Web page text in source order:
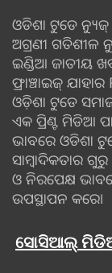
ଓଡିଶା ଟୁଡେ ନ୍ୟୁଜ୍
ଅଗ୍ରଣୀ ଗତିଶୀଳ
ଇଣ୍ଡିଆ ଜାତୀୟ
ଫ୍ରାଞ୍ଚାଇଜ୍
ଓଡ଼ିଶା ଟୁଡେ
ଏକ ପ୍ରିଣ୍ଟ ମିଡିଆ
ଭାବରେ ଓଡିଶା
ସାମ୍ବାଦିକତାର
ଓ ନିରପେକ୍ଷ
ଉପସ୍ଥାପନ କରେ।
ସୋସିଆଲ୍